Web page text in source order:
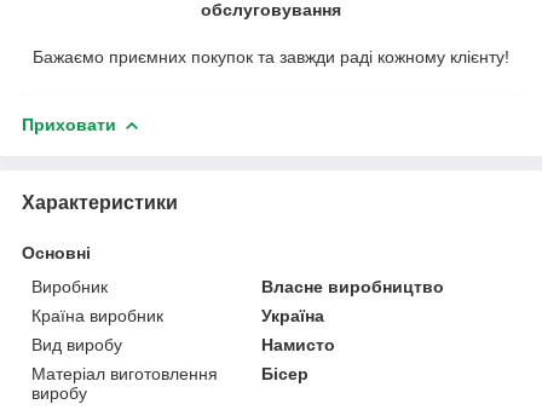
обслуговування
Бажаємо приємних покупок та завжди раді кожному клієнту!
Приховати
Характеристики
Основні
Виробник
Власне виробництво
Країна виробник
Україна
Вид виробу
Намисто
Матеріал виготовлення
виробу
Бісер